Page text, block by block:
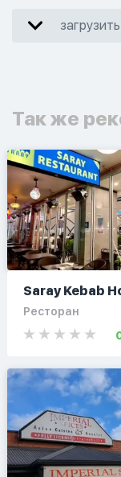
Так же
Saray Kebab
Ресторан